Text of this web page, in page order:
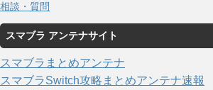
相談・質問
スマブラ アンテナサイト
スマブラまとめアンテナ
スマブラSwitch攻略まとめアンテナ速報